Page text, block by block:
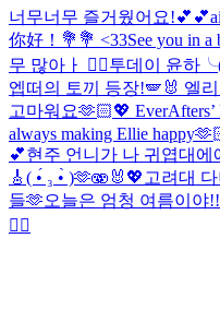
너무너무 즐거웠어요!💕💕
你好！💐💐 <33See you in
무 많아ㅏ 😵‍💫투데이 윤하
엡떠의 토끼 등장!🪽🐰 엘
고마워요🫶🏻💖
always making Ellie
💕현주 언니가 나 귀엽대에
🎸 ( •́ ₃ •̀ )🫶🫨🐰💖 고려대
들🫶오늘은 엄청 여름이야!!
😮‍💨